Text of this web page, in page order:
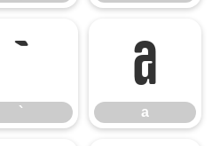
`
`
a
a